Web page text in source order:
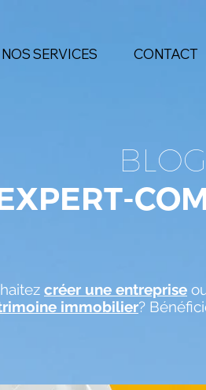
NOS SERVICES CONTACT
BLOG
créer une entreprise
immobilier?